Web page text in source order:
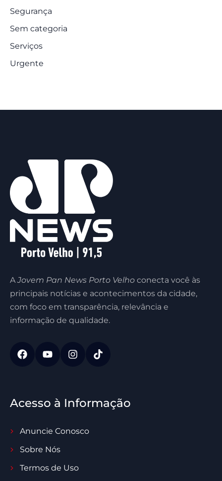
Segurança
Sem categoria
Serviços
Urgente
AJovem Pan News Porto Velho conecta você às
principais notícias e acontecimentos da cidade,
com foco em transparência, relevância e
informação de qualidade.
Acesso à Informação
Anuncie Conosco
Sobre Nós
Termos de Uso